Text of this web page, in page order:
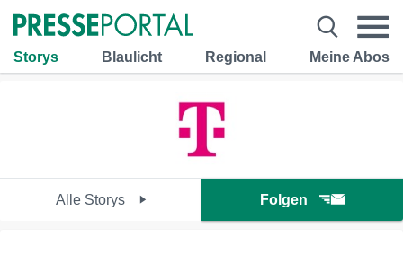
Storys Blaulicht Regional Meine Abos
Alle Storys Folgen